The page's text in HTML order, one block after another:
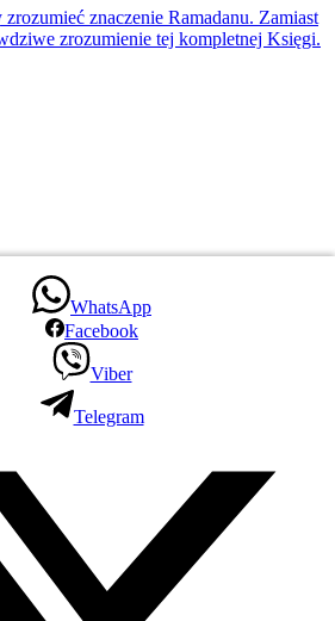
znaczenie Ramadanu. Zamiast
zrozumienie tej kompletnej Księgi.
WhatsApp
Facebook
Viber
Telegram